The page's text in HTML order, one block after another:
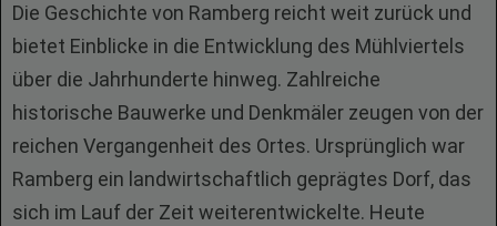
Die Geschichte von Ramberg reicht weit zurück und
bietet Einblicke in die Entwicklung des Mühlviertels
über die Jahrhunderte hinweg. Zahlreiche
historische Bauwerke und Denkmäler zeugen von der
reichen Vergangenheit des Ortes. Ursprünglich war
Ramberg ein landwirtschaftlich geprägtes Dorf, das
sich im Lauf der Zeit weiterentwickelte. Heute